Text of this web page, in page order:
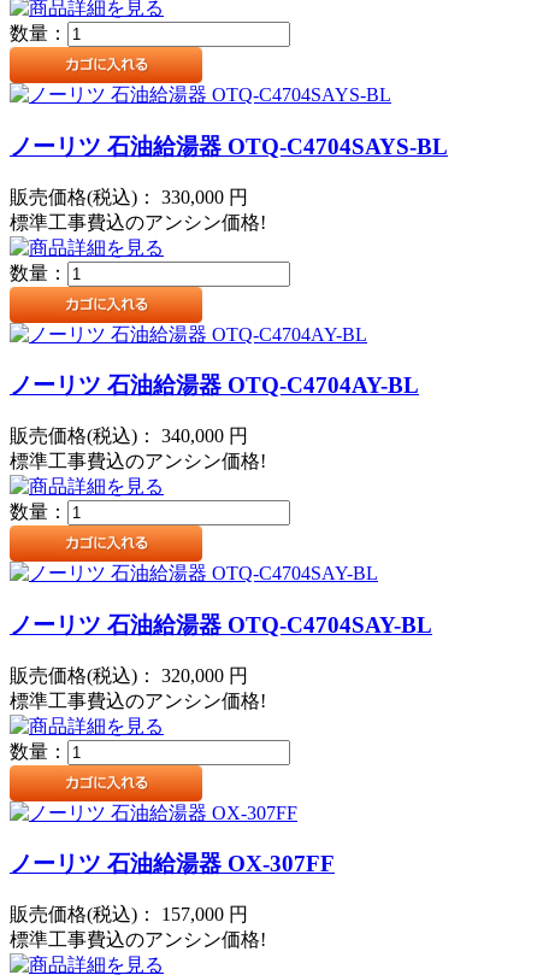
数量：
ノーリツ 石油給湯器 OTQ-C4704SAYS-BL
販売価格(税込)： 330,000 円
標準工事費込のアンシン価格!
数量：
ノーリツ 石油給湯器 OTQ-C4704AY-BL
販売価格(税込)： 340,000 円
標準工事費込のアンシン価格!
数量：
ノーリツ 石油給湯器 OTQ-C4704SAY-BL
販売価格(税込)： 320,000 円
標準工事費込のアンシン価格!
数量：
ノーリツ 石油給湯器 OX-307FF
販売価格(税込)： 157,000 円
標準工事費込のアンシン価格!